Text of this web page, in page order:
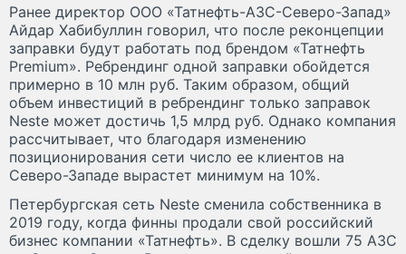
Ранее директор ООО «Татнефть-АЗС-Северо-Запад»
Айдар Хабибуллин говорил, что после реконцепции
заправки будут работать под брендом «Татнефть
Premium». Ребрендинг одной заправки обойдется
примерно в 10 млн руб. Таким образом, общий
объем инвестиций в ребрендинг только заправок
Neste может достичь 1,5 млрд руб. Однако компания
рассчитывает, что благодаря изменению
позиционирования сети число ее клиентов на
Северо-Западе вырастет минимум на 10%.
Петербургская сеть Neste сменила собственника в
2019 году, когда финны продали свой российский
бизнес компании «Татнефть». В сделку вошли 75 АЗС